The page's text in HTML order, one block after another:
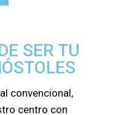
SER TU
convencional,
centro con